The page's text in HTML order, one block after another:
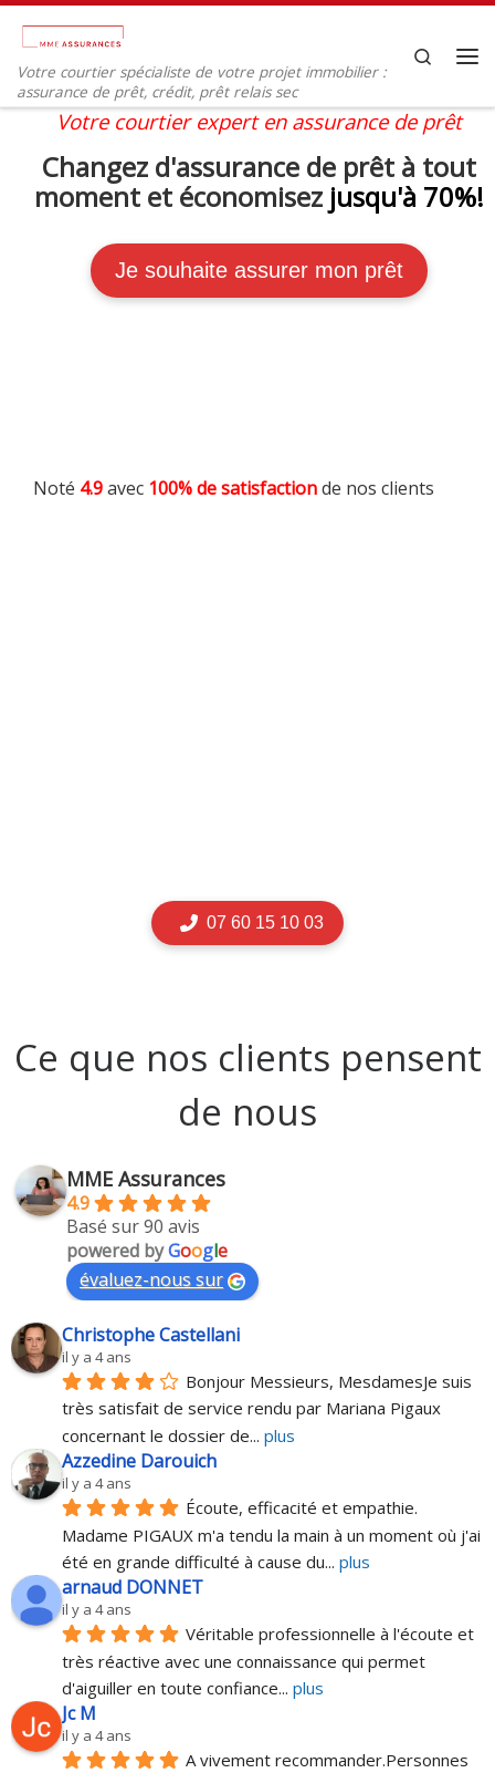
Passer au contenu
Votre courtier spécialiste de votre projet immobilier :
assurance de prêt, crédit, prêt relais sec
Search
Votre courtier expert en assurance de prêt
Changez d'assurance de prêt à tout
moment et économisez jusqu'à 70%!
Je souhaite assurer mon prêt
Noté 4.9avec 100% de satisfactionde nos clients
07 60 15 10 03
Ce que nos clients pensent
de nous
MME Assurances
4.9
Basé sur 90 avis
powered byGoogle
évaluez-nous sur
Christophe Castellani
il y a 4 ans
Bonjour Messieurs, MesdamesJe suis
très satisfait de service rendu par Mariana Pigaux
concernant le dossier de... plus
Azzedine Darouich
il y a 4 ans
Écoute, efficacité et empathie.
Madame PIGAUX m'a tendu la main à un moment où j'ai
été en grande difficulté à cause du... plus
arnaud DONNET
il y a 4 ans
Véritable professionnelle à l'écoute et
très réactive avec une connaissance qui permet
d'aiguiller en toute confiance... plus
Jc M
il y a 4 ans
A vivement recommander.Personnes